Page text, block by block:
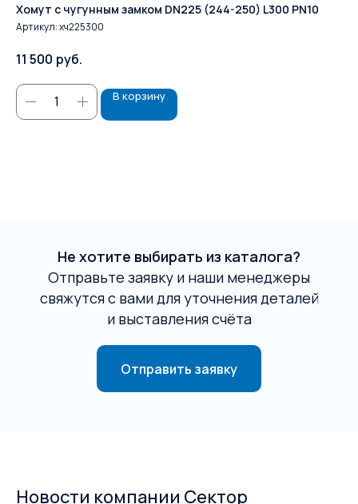
Хомут с чугунным замком DN225 (244-250) L300 PN10
Артикул:хч225300
11 500 руб.
В корзину
Не хотите выбирать из каталога?
Отправьте заявку и наши менеджеры
свяжутся с вами для уточнения деталей
и выставления счёта
Отправить заявку
Новости компании Сектор